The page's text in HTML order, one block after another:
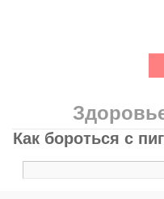
Как бороться с